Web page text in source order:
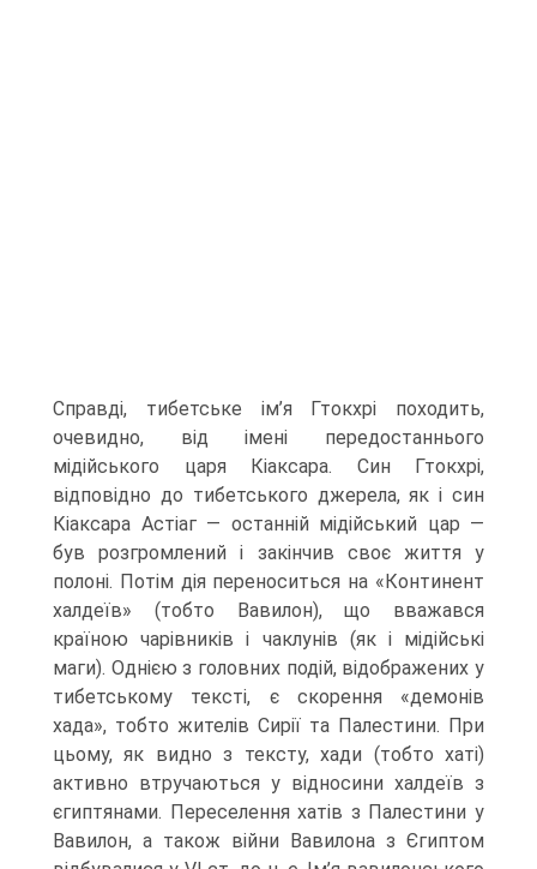
Справді, тибетське ім’я Гтокхрі походить,
очевидно, від імені передостаннього
мідійського царя Кіаксара. Син Гтокхрі,
відповідно до тибетського джерела, як і син
Кіаксара Астіаг — останній мідійський цар —
був розгромлений і закінчив своє життя у
полоні. Потім дія переноситься на «Кон­тинент
халдеїв» (тобто Вавилон), що вважався
країною чарівників і чаклунів (як і мідійські
маги). Однією з головних подій, відображених у
тибетському тексті, є скорення «демонів
хада», тобто жителів Сирії та Палестини. При
цьому, як видно з тексту, хади (тобто хаті)
активно втручаються у відносини халдеїв з
єгиптянами. Переселення хатів з Палестини у
Вавилон, а також війни Вавилона з Єгиптом